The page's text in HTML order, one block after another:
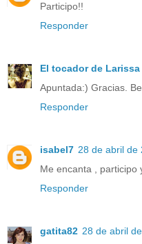
Participo!!
Responder
El tocador de Larissa
Apuntada:) Gracias.
Responder
isabel7 28 de abril de
Me encanta , participo
Responder
gatita82 28 de abril